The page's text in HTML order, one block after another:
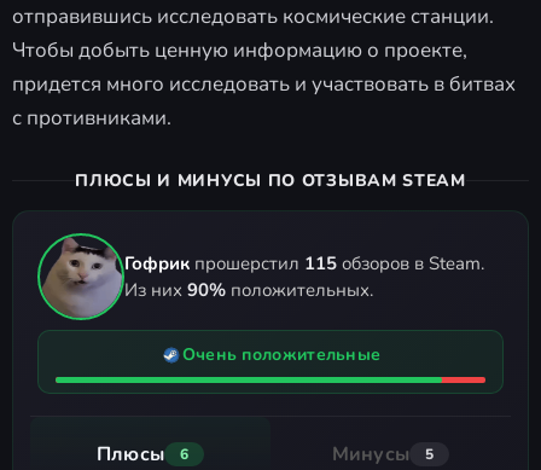
отправившись исследовать космические станции.
Чтобы добыть ценную информацию о проекте,
придется много исследовать и участвовать в битвах
с противниками.
ПЛЮСЫ И МИНУСЫ ПО ОТЗЫВАМ STEAM
Гофрик прошерстил 115 обзоров в Steam.
Из них 90% положительных.
Очень положительные
Плюсы 6 Минусы 5